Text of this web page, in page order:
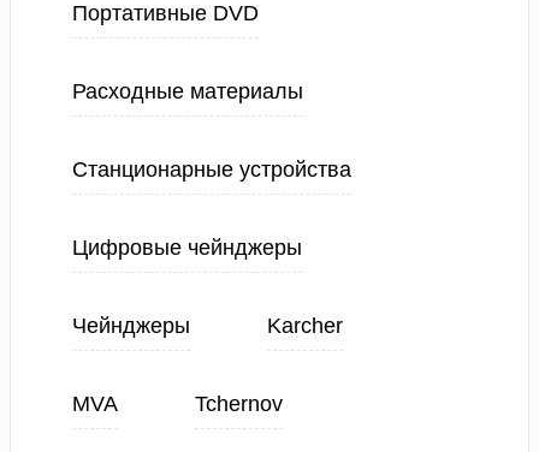
Портативные DVD
Расходные материалы
Станционарные устройства
Цифровые чейнджеры
Чейнджеры Karcher
MVA Tchernov